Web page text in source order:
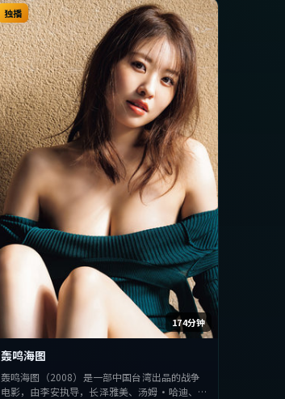
174分钟
独播
轰鸣海图
轰鸣海图（2008）是一部中国台湾出品的战争
电影，由李安执导，长泽雅美、汤姆·哈迪、基